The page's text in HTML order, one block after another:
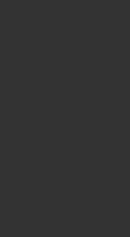
РУКАВАМИ И ВЫРЕЗОМ-